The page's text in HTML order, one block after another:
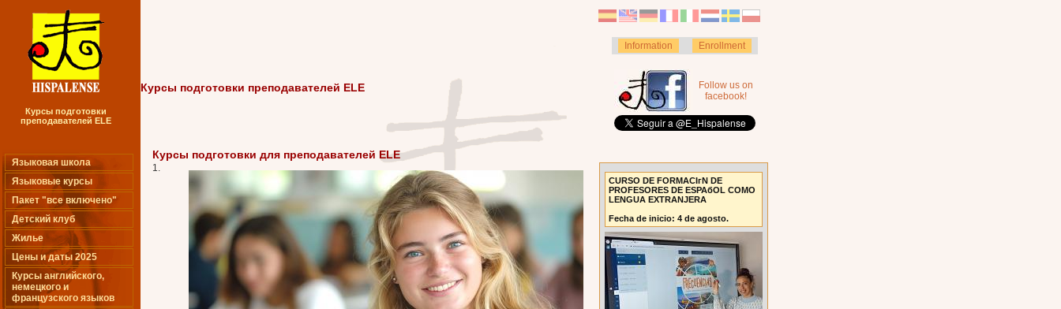
Курсы подготовки
преподавателей ELE
Курсы подготовки преподавателей ELE
Information Enrollment
Follow us on
facebook!
Курсы подготовки для преподавателей ELE
1.
Языковая школа
Языковые курсы
Пакет "все включено"
Детский клуб
Жилье
Цены и даты 2025
Курсы английского,
немецкого и
французского языков
CURSO DE FORMACIгN DE
PROFESORES DE ESPAбOL COMO
LENGUA EXTRANJERA
Fecha de inicio: 4 de agosto.